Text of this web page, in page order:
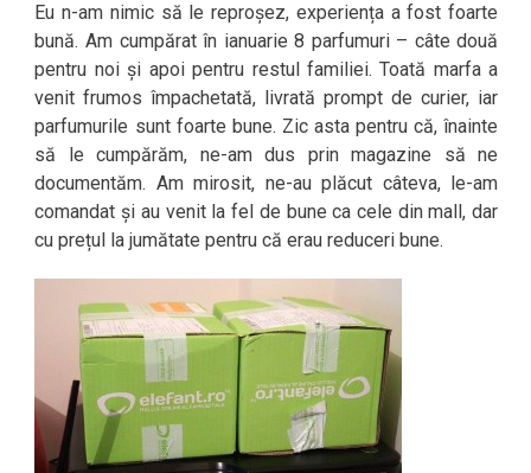
Eu n-am nimic să le reproșez, experiența a fost foarte
bună. Am cumpărat în ianuarie 8 parfumuri – câte două
pentru noi și apoi pentru restul familiei. Toată marfa a
venit frumos împachetată, livrată prompt de curier, iar
parfumurile sunt foarte bune. Zic asta pentru că, înainte
să le cumpărăm, ne-am dus prin magazine să ne
documentăm. Am mirosit, ne-au plăcut câteva, le-am
comandat și au venit la fel de bune ca cele din mall, dar
cu prețul la jumătate pentru că erau reduceri bune.